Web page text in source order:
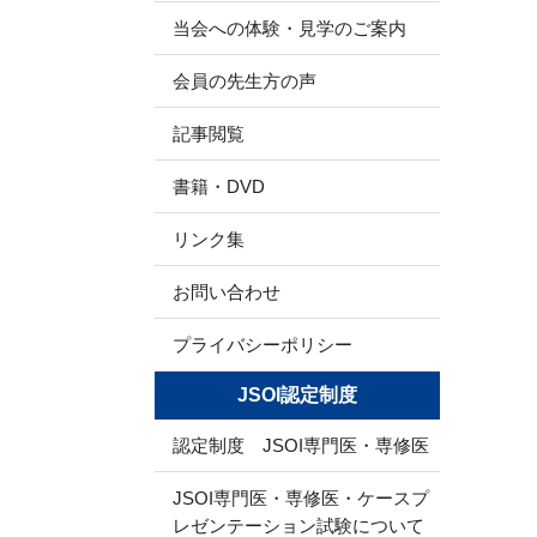
当会への体験・見学のご案内
会員の先生方の声
記事閲覧
書籍・DVD
リンク集
お問い合わせ
プライバシーポリシー
JSOI認定制度
認定制度 JSOI専門医・専修医
JSOI専門医・専修医・ケースプ
レゼンテーション試験について